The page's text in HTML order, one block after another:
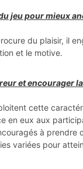
jeu pour mieux
du plaisir, il
et le motive.
et encourager
cette
en eux aux
à prendre
variées pour